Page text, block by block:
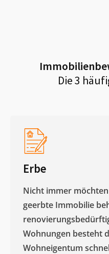
Die 3
Erbe
Nicht immer
geerbte Immobilie
Wohnungen besteht
Wohneigentum